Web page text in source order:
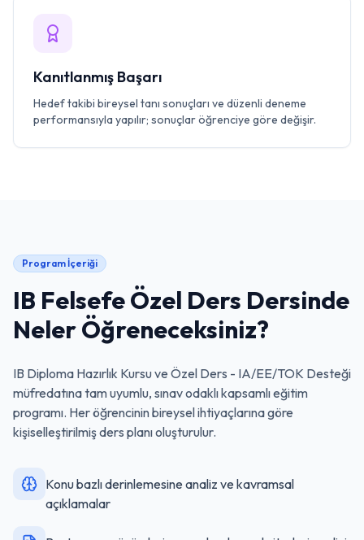
Kanıtlanmış Başarı
Hedef takibi bireysel tanı sonuçları ve düzenli deneme
performansıyla yapılır; sonuçlar öğrenciye göre değişir.
Program İçeriği
IB Felsefe Özel Ders Dersinde
Neler Öğreneceksiniz?
IB Diploma Hazırlık Kursu ve Özel Ders - IA/EE/TOK Desteği
müfredatına tam uyumlu, sınav odaklı kapsamlı eğitim
programı. Her öğrencinin bireysel ihtiyaçlarına göre
kişiselleştirilmiş ders planı oluşturulur.
Konu bazlı derinlemesine analiz ve kavramsal
açıklamalar